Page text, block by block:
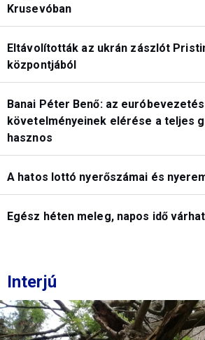
Krusevóban
Eltávolították az ukrán zászlót
központjából
Banai Péter Benő: az euróbevezetés
követelményeinek elérése a teljes
hasznos
A hatos lottó nyerőszámai és
Egész héten meleg, napos idő
Interjú